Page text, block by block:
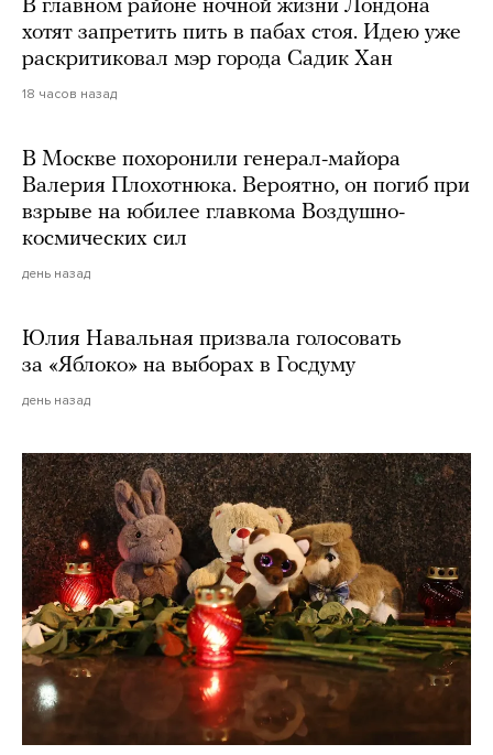
В главном районе ночной жизни Лондона
хотят запретить пить в пабах стоя. Идею уже
раскритиковал мэр города Садик Хан
18 часов назад
В Москве похоронили генерал-майора
Валерия Плохотнюка. Вероятно, он погиб при
взрыве на юбилее главкома Воздушно-
космических сил
день назад
Юлия Навальная призвала голосовать
за «Яблоко» на выборах в Госдуму
день назад